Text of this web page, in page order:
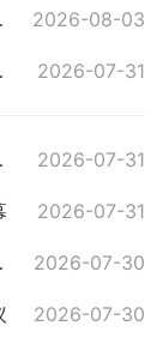
闭幕 2026-08-03
召开 2026-07-31
召开 2026-07-31
2026-07-31
会议 2026-07-30
2026-07-30